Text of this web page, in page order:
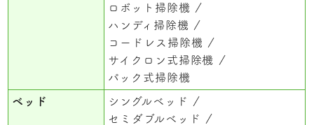
ロボット掃除機
ハンディ掃除機
コードレス掃除機
サイクロン式掃除機
パック式掃除機
ベッド
シングルベッド
セミダブルベッド